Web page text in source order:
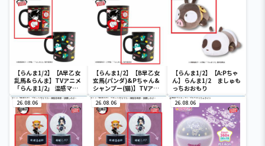
【らんま1/2】【A早乙女
乱馬&らんま】TVアニメ
「らんま1/2」 温感マグ
カップ
【らんま1/2】【B早乙女
玄馬(パンダ)&Pちゃん&
シャンプー(猫)】TVアニ
メ「らんま1/2」 温感マ
グカップ
【らんま1/2】【A:Pちゃ
ん】らんま1/2 ましゅも
っちおおもり
26.08.06 26.08.06 26.08.06